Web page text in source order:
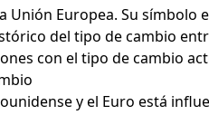
Unión Europea. Su símbolo
del tipo de cambio
con el tipo de cambio
y el Euro está